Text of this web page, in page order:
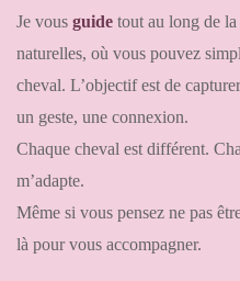
Je vous guide tout au long de la
naturelles, où vous pouvez
cheval. L’objectif est de
un geste, une connexion.
Chaque cheval est différent.
m’adapte.
Même si vous pensez ne pas
là pour vous accompagner.